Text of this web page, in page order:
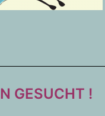
GESUCHT !